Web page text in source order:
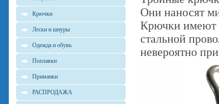
Крючки
Лески и шнуры
Одежда и обувь
Поплавки
Приманки
РАСПРОДАЖА
Они наносят
Крючки имеют
стальной
невероятно